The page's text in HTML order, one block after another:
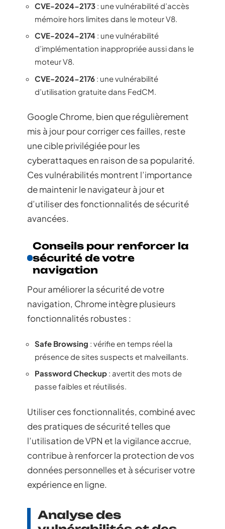
CVE-2024-2173 : une vulnérabilité d’accès
mémoire hors limites dans le moteur V8.
CVE-2024-2174 : une vulnérabilité
d’implémentation inappropriée aussi dans le
moteur V8.
CVE-2024-2176 : une vulnérabilité
d’utilisation gratuite dans FedCM.
Google Chrome, bien que régulièrement
mis à jour pour corriger ces failles, reste
une cible privilégiée pour les
cyberattaques en raison de sa popularité.
Ces vulnérabilités montrent l’importance
de maintenir le navigateur à jour et
d’utiliser des fonctionnalités de sécurité
avancées.
Conseils pour renforcer la
sécurité de votre
navigation
Pour améliorer la sécurité de votre
navigation, Chrome intègre plusieurs
fonctionnalités robustes :
Safe Browsing : vérifie en temps réel la
présence de sites suspects et malveillants.
Password Checkup : avertit des mots de
passe faibles et réutilisés.
Utiliser ces fonctionnalités, combiné avec
des pratiques de sécurité telles que
l’utilisation de VPN et la vigilance accrue,
contribue à renforcer la protection de vos
données personnelles et à sécuriser votre
expérience en ligne.
Analyse des